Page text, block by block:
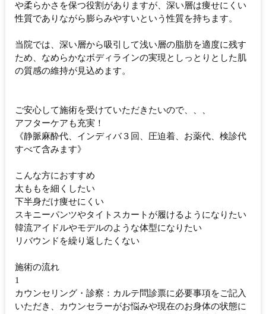
や柔らかさを保つ役割がありますが、深い層は痩せにくい
性質でありながら膨らみやすいという性質を持ちます。
当院では、深い層から吸引して浅い層の脂肪を適度に残す
ため、なめらかなボディラインの実現としっとりとした肌
の質感の維持が見込めます。
ご安心して施術を受けていただきたいので、、、
アフターケアも充実！
《静脈麻酔代、インディバ３回、圧迫着、お薬代、検診代
すべて含みます》
こんな方におすすめ
太ももを細くしたい
下半身だけ痩せにくい
スキニーパンツやタイトスカートが履けるようになりたい
韓流アイドルやモデルのような体型になりたい
リバウンドを繰り返したくない
施術の流れ
1
カウンセリング・診察：カルテ問診票に必要事項をご記入
いただき、カウンセラーがお悩みや現在のお身体の状態に